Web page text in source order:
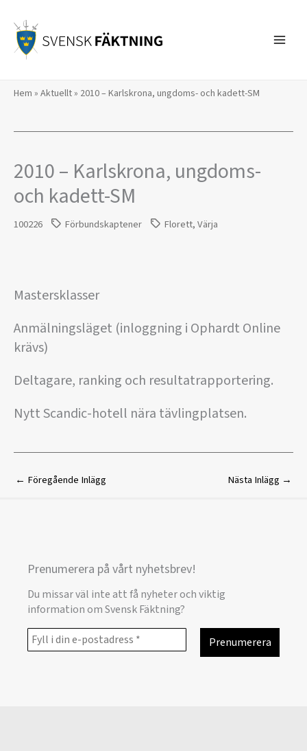
innehåll
Hem » Aktuellt» 2010 – Karlskrona, ungdoms- och kadett-SM
2010 – Karlskrona, ungdoms-
och kadett-SM
100226 Förbundskaptener Florett,Värja
Mastersklasser
Anmälningsläget (inloggning i Ophardt Online
krävs)
Deltagare, ranking och resultatrapportering.
Nytt Scandic-hotell nära tävlingplatsen.
← Föregående Inlägg Nästa Inlägg →
Prenumerera på vårt nyhetsbrev!
Du missar väl inte att få nyheter och viktig
information om Svensk Fäktning?